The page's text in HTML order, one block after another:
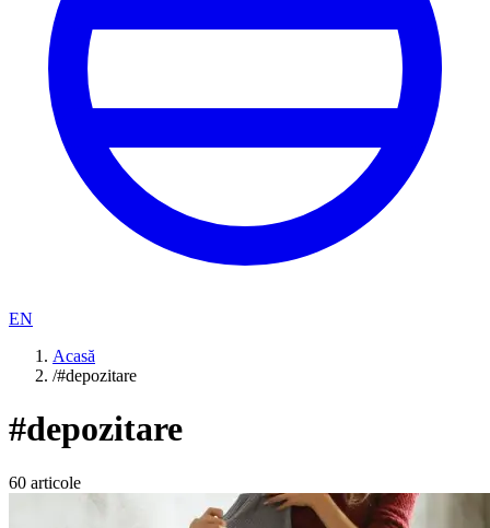
EN
Acasă
/#depozitare
#depozitare
60 articole